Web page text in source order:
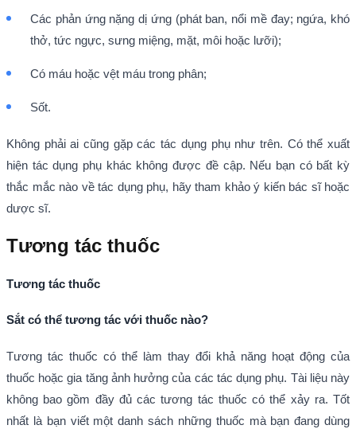
Các phản ứng nặng dị ứng (phát ban, nổi mề đay; ngứa, khó
thở, tức ngực, sưng miệng, mặt, môi hoặc lưỡi);
Có máu hoặc vệt máu trong phân;
Sốt.
Không phải ai cũng gặp các tác dụng phụ như trên. Có thể xuất
hiện tác dụng phụ khác không được đề cập. Nếu bạn có bất kỳ
thắc mắc nào về tác dụng phụ, hãy tham khảo ý kiến bác sĩ hoặc
dược sĩ.
Tương tác thuốc
Tương tác thuốc
Sắt có thể tương tác với thuốc nào?
Tương tác thuốc có thể làm thay đổi khả năng hoạt động của
thuốc hoặc gia tăng ảnh hưởng của các tác dụng phụ. Tài liệu này
không bao gồm đầy đủ các tương tác thuốc có thể xảy ra. Tốt
nhất là bạn viết một danh sách những thuốc mà bạn đang dùng